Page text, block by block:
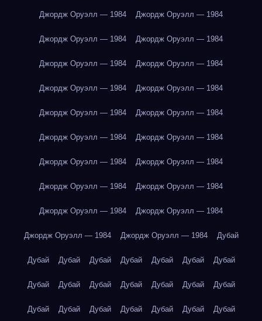
Джордж Оруэлл — 1984 Джордж Оруэлл — 1984
Джордж Оруэлл — 1984 Джордж Оруэлл — 1984
Джордж Оруэлл — 1984 Джордж Оруэлл — 1984
Джордж Оруэлл — 1984 Джордж Оруэлл — 1984
Джордж Оруэлл — 1984 Джордж Оруэлл — 1984
Джордж Оруэлл — 1984 Джордж Оруэлл — 1984
Джордж Оруэлл — 1984 Джордж Оруэлл — 1984
Джордж Оруэлл — 1984 Джордж Оруэлл — 1984
Джордж Оруэлл — 1984 Джордж Оруэлл — 1984
Джордж Оруэлл — 1984 Джордж Оруэлл — 1984 Дубай
Дубай Дубай Дубай Дубай Дубай Дубай Дубай
Дубай Дубай Дубай Дубай Дубай Дубай Дубай
Дубай Дубай Дубай Дубай Дубай Дубай Дубай